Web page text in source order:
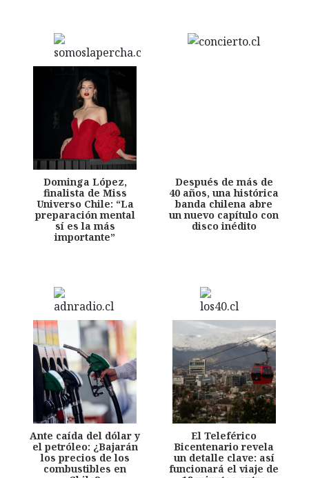
Dominga López,
finalista de Miss
Universo Chile: “La
preparación mental
sí es la más
importante”
Después de más de
40 años, una histórica
banda chilena abre
un nuevo capítulo con
disco inédito
Ante caída del dólar y
el petróleo: ¿Bajarán
los precios de los
combustibles en
El Teleférico
Bicentenario revela
un detalle clave: así
funcionará el viaje de